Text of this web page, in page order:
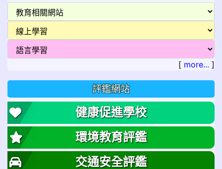
[ more... ]
評鑑網站
健康促進學校
環境教育評鑑
交通安全評鑑